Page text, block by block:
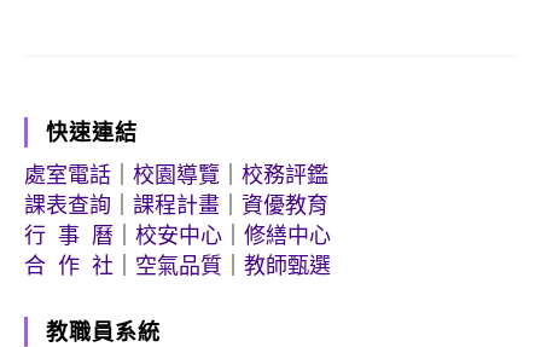
快速連結
處室電話
校園導覽
校務評鑑
課表查詢
課程計畫
資優教育
行 事 曆
校安中心
修繕中心
合 作 社
空氣品質 教師甄選
教職員系統